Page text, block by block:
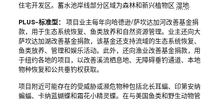
住宅开发区。蓄水池岸线部分区域为森林和新兴植物区 湿地.
PLUS-标准型：
项目业主每年向哈德逊/萨坎达加河改善基金捐
款，用于生态系统恢复、鱼类放养和自然资源管理。业主还向大
萨坎达加湖改善基金捐款，该基金还支持流域的生态系统恢复、
鱼类放养、管理和娱乐活动。此外，还向渔业改善基金捐款，用
于纽约各地的项目，以改善溪流栖息地、无障碍垂钓通道、本地
物种恢复和公共垂钓权获取。
项目附近可能存在的受威胁或濒危物种包括北长耳蝠、印第安纳
蝙蝠、卡纳蓝蝴蝶和霜花小精灵蝶。在与美国鱼类和野生动物管